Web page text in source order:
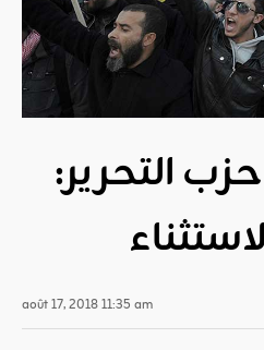
التحرير:
août 17, 2018 11:35 am